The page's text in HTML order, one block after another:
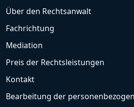
Über den Rechtsanwalt
Fachrichtung
Mediation
Preis der Rechtsleistungen
Kontakt
Bearbeitung der